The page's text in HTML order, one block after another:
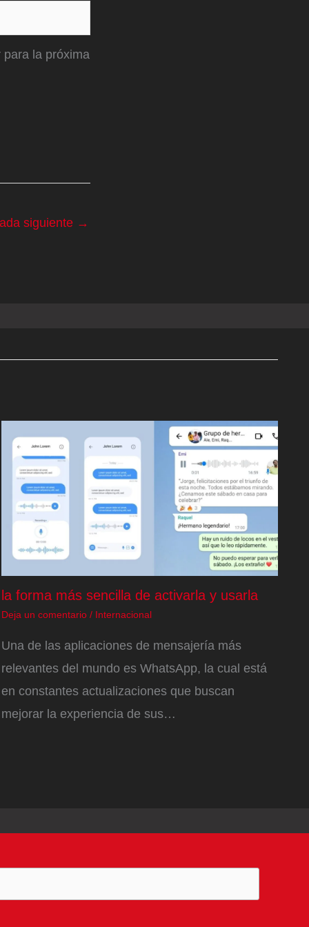
la próxima
siguiente →
la forma más sencilla de activarla y usarla
Deja un comentario / Internacional
Una de las aplicaciones de mensajería más
relevantes del mundo es WhatsApp, la cual está
en constantes actualizaciones que buscan
mejorar la experiencia de sus…